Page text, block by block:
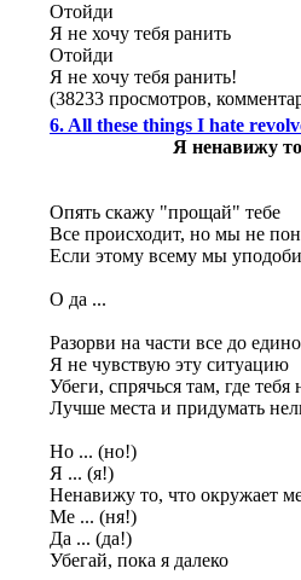
Отойди
Я не хочу тебя ранить
Отойди
Я не хочу тебя ранить!
(38233 просмотров,
6. All these things I hate
Я ненавижу
Опять скажу "прощай" тебе
Все происходит, но мы не
Если этому всему мы
О да ...
Разорви на части все до
Я не чувствую эту ситуацию
Убеги, спрячься там, где тебя
Лучше места и придумать
Но ... (но!)
Я ... (я!)
Ненавижу то, что окружает
Ме ... (ня!)
Да ... (да!)
Убегай, пока я далеко